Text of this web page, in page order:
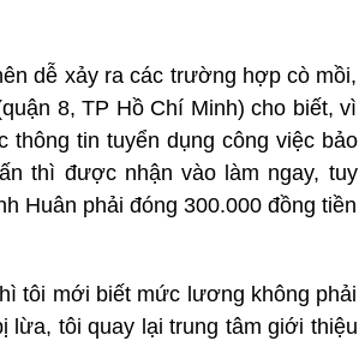
dễ xảy ra các trường hợp cò mồi,
8, TP Hồ Chí Minh) cho biết, vì
tin tuyển dụng công việc bảo
thì được nhận vào làm ngay, tuy
Huân phải đóng 300.000 đồng tiền
tôi mới biết mức lương không phải
lừa, tôi quay lại trung tâm giới thiệu